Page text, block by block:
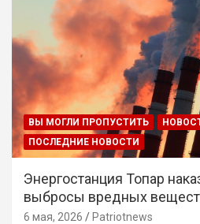
ВЫ МОГЛИ ПРОПУСТИТЬ
ПОСЛЕДНИЕ НОВОСТИ
Энергостанция Топар
выбросы вредных
6 мая, 2026 Patriotnews